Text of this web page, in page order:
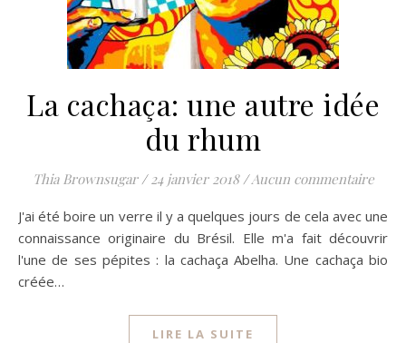
La cachaça: une autre idée
du rhum
Thia Brownsugar / 24 janvier 2018 /Aucun commentaire
J'ai été boire un verre il y a quelques jours de cela avec une
connaissance originaire du Brésil. Elle m'a fait découvrir
l'une de ses pépites : la cachaça Abelha. Une cachaça bio
créée…
LIRE LA SUITE